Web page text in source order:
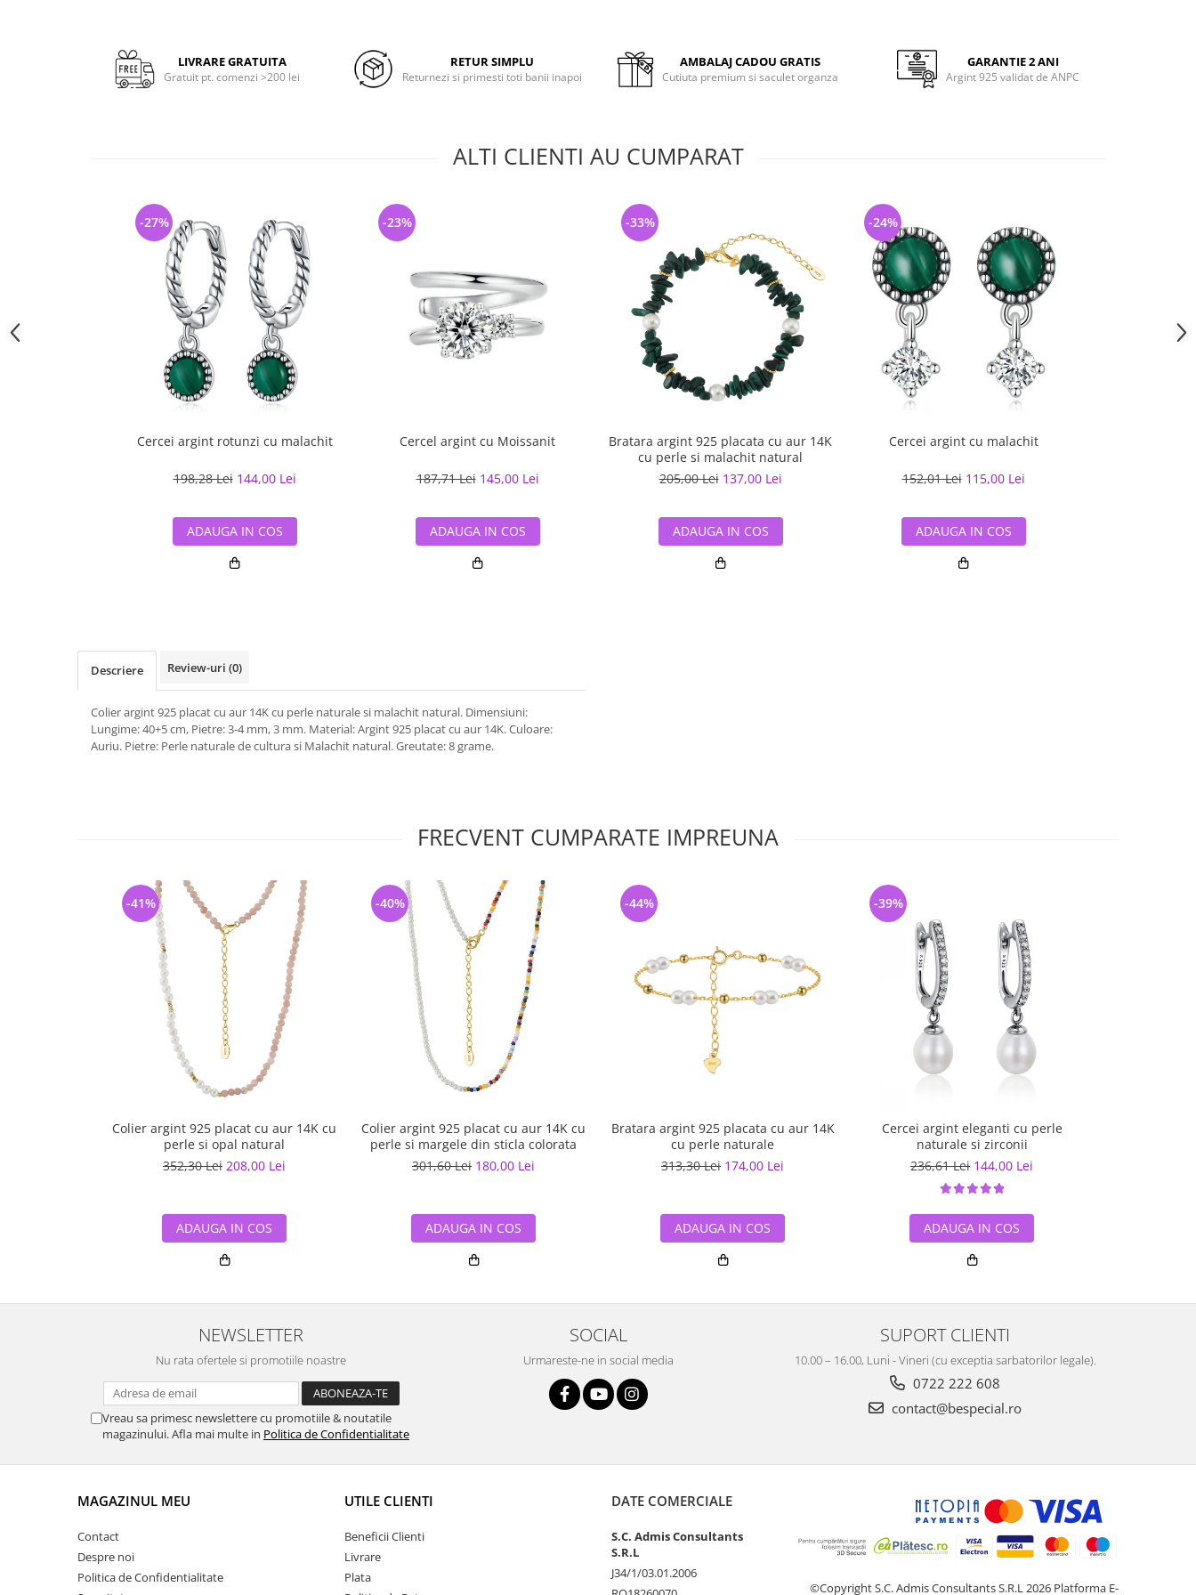
LIVRARE GRATUITA
Gratuit pt. comenzi >200 lei
RETUR SIMPLU
Returnezi si primesti toti banii inapoi
AMBALAJ CADOU GRATIS
Cutiuta premium si saculet organza
GARANTIE 2 ANI
Argint 925 validat de ANPC
ALTI CLIENTI AU CUMPARAT
Cercei argint rotunzi cu malachit
198,28 Lei 144,00 Lei
-27%
ADAUGA IN COS
Cercel argint cu Moissanit
187,71 Lei 145,00 Lei
-23%
ADAUGA IN COS
Bratara argint 925 placata cu aur 14K
cu perle si malachit natural
205,00 Lei 137,00 Lei
-33%
ADAUGA IN COS
Cercei argint cu malachit
152,01 Lei 115,00 Lei
-24%
ADAUGA IN COS
Descriere Review-uri (0)
Colier argint 925 placat cu aur 14K cu perle naturale si malachit natural. Dimensiuni:
Lungime: 40+5 cm, Pietre: 3-4 mm, 3 mm. Material: Argint 925 placat cu aur 14K. Culoare:
Auriu. Pietre: Perle naturale de cultura si Malachit natural. Greutate: 8 grame.
FRECVENT CUMPARATE IMPREUNA
Colier argint 925 placat cu aur 14K cu
perle si opal natural
352,30 Lei 208,00 Lei
-41%
ADAUGA IN COS
Colier argint 925 placat cu aur 14K cu
perle si margele din sticla colorata
301,60 Lei 180,00 Lei
-40%
ADAUGA IN COS
Bratara argint 925 placata cu aur 14K
cu perle naturale
313,30 Lei 174,00 Lei
-44%
ADAUGA IN COS
Cercei argint eleganti cu perle
naturale si zirconii
236,61 Lei 144,00 Lei
-39%
ADAUGA IN COS
NEWSLETTER
Nu rata ofertele si promotiile noastre
Vreau sa primesc newslettere cu promotiile & noutatile
magazinului. Afla mai multe in Politica de Confidentialitate
SOCIAL
Urmareste-ne in social media
SUPORT CLIENTI
10.00 – 16.00, Luni - Vineri (cu exceptia sarbatorilor legale).
0722 222 608
contact@bespecial.ro
MAGAZINUL MEU
Contact
Despre noi
Politica de Confidentialitate
UTILE CLIENTI
Beneficii Clienti
Livrare
Plata
DATE COMERCIALE
S.C. Admis Consultants
S.R.L
J34/1/03.01.2006
©Copyright S.C. Admis Consultants S.R.L 2026 Platforma E-